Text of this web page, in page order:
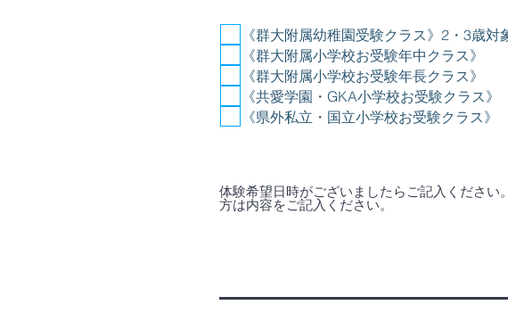
《群大附属幼稚園受験クラス》2・3歳対
《群大附属小学校お受験年中クラス》
《群大附属小学校お受験年長クラス》
《共愛学園・GKA小学校お受験クラス》
《県外私立・国立小学校お受験クラス》
体験希望日時がございましたらご記入くださ
方は内容をご記入ください。